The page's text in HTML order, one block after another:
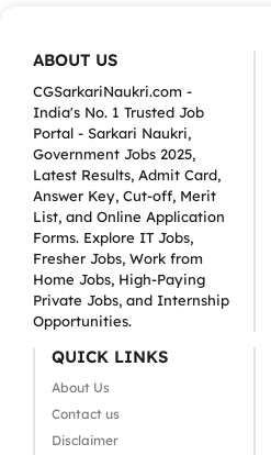
ABOUT US
CGSarkariNaukri.com -
India's No. 1 Trusted Job
Portal - Sarkari Naukri,
Government Jobs 2025,
Latest Results, Admit Card,
Answer Key, Cut-off, Merit
List, and Online Application
Forms. Explore IT Jobs,
Fresher Jobs, Work from
Home Jobs, High-Paying
Private Jobs, and Internship
Opportunities.
QUICK LINKS
About Us
Contact us
Disclaimer